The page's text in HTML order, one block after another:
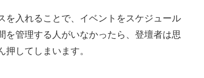
を入れることで、イベントをスケジュール
管理する人がいなかったら、登壇者は思
してしまいます。